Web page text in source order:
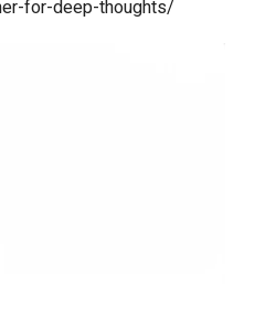
for-deep-thoughts/